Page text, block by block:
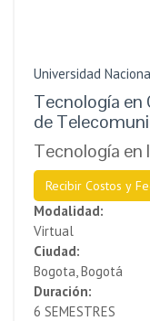
Universidad
Tecnología en
de
Tecnología en
Recibir Costos y
Modalidad:
Virtual
Ciudad:
Bogota, Bogotá
Duración:
6 SEMESTRES